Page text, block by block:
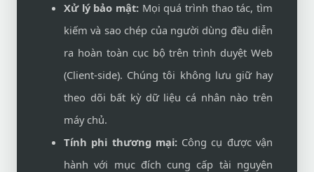
Xử lý bảo mật: Mọi quá trình thao tác, tìm
kiếm và sao chép của người dùng đều diễn
ra hoàn toàn cục bộ trên trình duyệt Web
(Client-side). Chúng tôi không lưu giữ hay
theo dõi bất kỳ dữ liệu cá nhân nào trên
máy chủ.
Tính phi thương mại:Công cụ được vận
hành với mục đích cung cấp tài nguyên